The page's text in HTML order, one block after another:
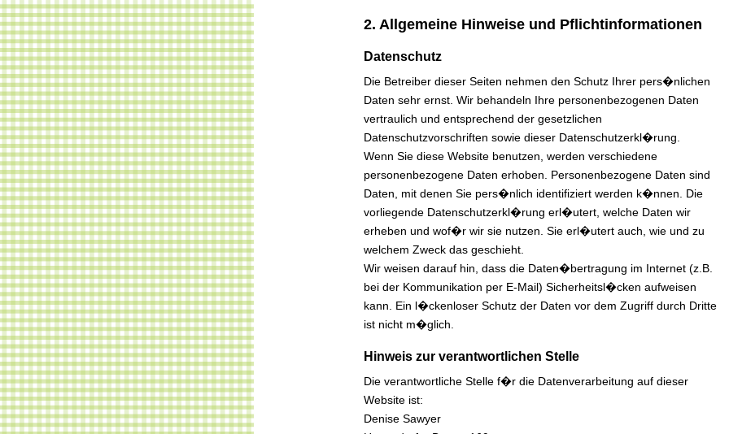
2. Allgemeine Hinweise und Pflichtinformationen
Datenschutz
Die Betreiber dieser Seiten nehmen den Schutz Ihrer pers�nlichen
Daten sehr ernst. Wir behandeln Ihre personenbezogenen Daten
vertraulich und entsprechend der gesetzlichen
Datenschutzvorschriften sowie dieser Datenschutzerkl�rung.
Wenn Sie diese Website benutzen, werden verschiedene
personenbezogene Daten erhoben. Personenbezogene Daten sind
Daten, mit denen Sie pers�nlich identifiziert werden k�nnen. Die
vorliegende Datenschutzerkl�rung erl�utert, welche Daten wir
erheben und wof�r wir sie nutzen. Sie erl�utert auch, wie und zu
welchem Zweck das geschieht.
Wir weisen darauf hin, dass die Daten�bertragung im Internet (z.B.
bei der Kommunikation per E-Mail) Sicherheitsl�cken aufweisen
kann. Ein l�ckenloser Schutz der Daten vor dem Zugriff durch Dritte
ist nicht m�glich.
Hinweis zur verantwortlichen Stelle
Die verantwortliche Stelle f�r die Datenverarbeitung auf dieser
Website ist:
Denise Sawyer